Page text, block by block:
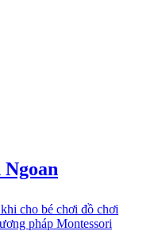
cho bé chơi đồ chơi
pháp Montessori